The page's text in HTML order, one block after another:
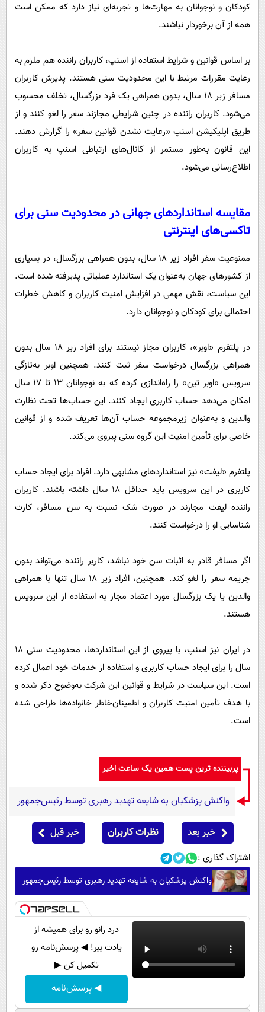
کودکان و نوجوانان به مهارت‌ها و تجربه‌ای نیاز دارد که ممکن است
همه از آن برخوردار نباشند.
بر اساس قوانین و شرایط استفاده از اسنپ، کاربران راننده هم ملزم به
رعایت مقررات مرتبط با این محدودیت سنی هستند. پذیرش کاربران
مسافر زیر ۱۸ سال، بدون همراهی یک فرد بزرگسال، تخلف محسوب
می‌شود. کاربران راننده در چنین شرایطی مجازند سفر را لغو کنند و از
طریق اپلیکیشن اسنپ «رعایت نشدن قوانین سفر» را گزارش دهند.
این قانون به‌طور مستمر از کانال‌های ارتباطی اسنپ به کاربران
اطلاع‌رسانی می‌شود.
مقایسه استانداردهای جهانی در محدودیت سنی برای
تاکسی‌های اینترنتی
ممنوعیت سفر افراد زیر ۱۸ سال، بدون همراهی بزرگسال، در بسیاری
از کشورهای جهان به‌عنوان یک استاندارد عملیاتی پذیرفته شده است.
این سیاست، نقش مهمی در افزایش امنیت کاربران و کاهش خطرات
احتمالی برای کودکان و نوجوانان دارد.
در پلتفرم «اوبر»، کاربران مجاز نیستند برای افراد زیر ۱۸ سال بدون
همراهی بزرگسال درخواست سفر ثبت کنند. همچنین اوبر به‌تازگی
سرویس «اوبر تین» را راه‌اندازی کرده که به نوجوانان ۱۳ تا ۱۷ سال
امکان می‌دهد حساب کاربری ایجاد کنند. این حساب‌ها تحت نظارت
والدین و به‌عنوان زیرمجموعه حساب آن‌ها تعریف شده و از قوانین
خاصی برای تأمین امنیت این گروه سنی پیروی می‌کند.
پلتفرم «لیفت» نیز استانداردهای مشابهی دارد. افراد برای ایجاد حساب
کاربری در این سرویس باید حداقل ۱۸ سال داشته باشند. کاربران
راننده لیفت مجازند در صورت شک نسبت به سن مسافر، کارت
شناسایی او را درخواست کنند.
اگر مسافر قادر به اثبات سن خود نباشد، کاربر راننده می‌تواند بدون
جریمه سفر را لغو کند. همچنین، افراد زیر ۱۸ سال تنها با همراهی
والدین یا یک بزرگسال مورد اعتماد مجاز به استفاده از این سرویس
هستند.
در ایران نیز اسنپ، با پیروی از این استانداردها، محدودیت سنی ۱۸
سال را برای ایجاد حساب کاربری و استفاده از خدمات خود اعمال کرده
است. این سیاست در شرایط و قوانین این شرکت به‌وضوح ذکر شده و
با هدف تأمین امنیت کاربران و اطمینان‌خاطر خانواده‌ها طراحی شده
است.
پربیننده ترین پست همین یک ساعت اخیر
واکنش پزشکیان به شایعه تهدید رهبری توسط رئیس‌جمهور
خبر بعد نظرات کاربران خبر قبل
اشتراک گذاری :
واکنش پزشکیان به شایعه تهدید رهبری توسط رئیس‌جمهور
درد زانو رو برای همیشه از
یادت ببر! ◀ پرسش‌نامه رو
تکمیل کن ▶
◀ پرسش‌نامه